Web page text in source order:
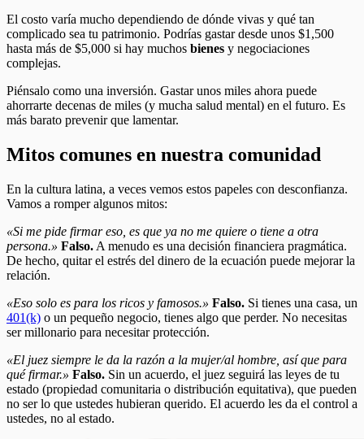
El costo varía mucho dependiendo de dónde vivas y qué tan
complicado sea tu patrimonio. Podrías gastar desde unos $1,500
hasta más de $5,000 si hay muchos bienes y negociaciones
complejas.
Piénsalo como una inversión. Gastar unos miles ahora puede
ahorrarte decenas de miles (y mucha salud mental) en el futuro. Es
más barato prevenir que lamentar.
Mitos comunes en nuestra comunidad
En la cultura latina, a veces vemos estos papeles con desconfianza.
Vamos a romper algunos mitos:
«Si me pide firmar eso, es que ya no me quiere o tiene a otra
persona.» Falso. A menudo es una decisión financiera pragmática.
De hecho, quitar el estrés del dinero de la ecuación puede mejorar la
relación.
«Eso solo es para los ricos y famosos.» Falso. Si tienes una casa, un
401(k) o un pequeño negocio, tienes algo que perder. No necesitas
ser millonario para necesitar protección.
«El juez siempre le da la razón a la mujer/al hombre, así que para
qué firmar.» Falso. Sin un acuerdo, el juez seguirá las leyes de tu
estado (propiedad comunitaria o distribución equitativa), que pueden
no ser lo que ustedes hubieran querido. El acuerdo les da el control a
ustedes, no al estado.